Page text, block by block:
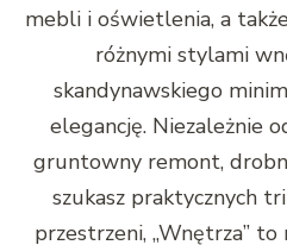
mebli i oświetlenia, a
różnymi stylami
skandynawskiego
elegancję. Niezależnie
gruntowny remont,
szukasz praktycznych
przestrzeni, „Wnętrza” to